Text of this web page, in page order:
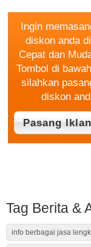
Ingin
diskon anda
Cepat dan
Tombol di
silahkan
diskon
Tag Berita &
info berbagai jasa